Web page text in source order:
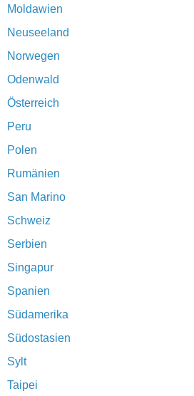
Moldawien
Neuseeland
Norwegen
Odenwald
Österreich
Peru
Polen
Rumänien
San Marino
Schweiz
Serbien
Singapur
Spanien
Südamerika
Südostasien
Sylt
Taipei